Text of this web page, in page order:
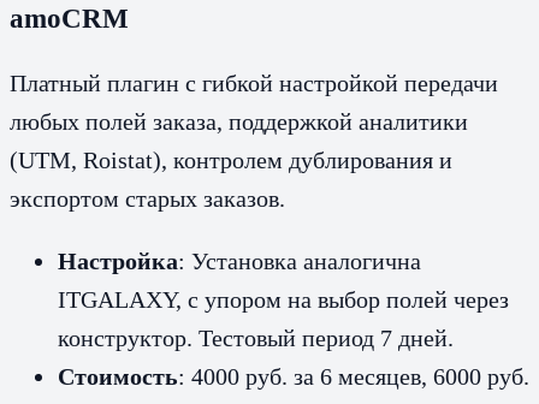
amoCRM
Платный плагин с гибкой настройкой передачи
любых полей заказа, поддержкой аналитики
(UTM, Roistat), контролем дублирования и
экспортом старых заказов.
Настройка: Установка аналогична
ITGALAXY, с упором на выбор полей через
конструктор. Тестовый период 7 дней.
Стоимость: 4000 руб. за 6 месяцев, 6000 руб.